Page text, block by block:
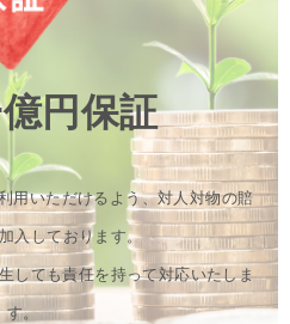
円保証
用いただけるよう、対人対物の賠
入しております。
しても責任を持って対応いたしま
す。